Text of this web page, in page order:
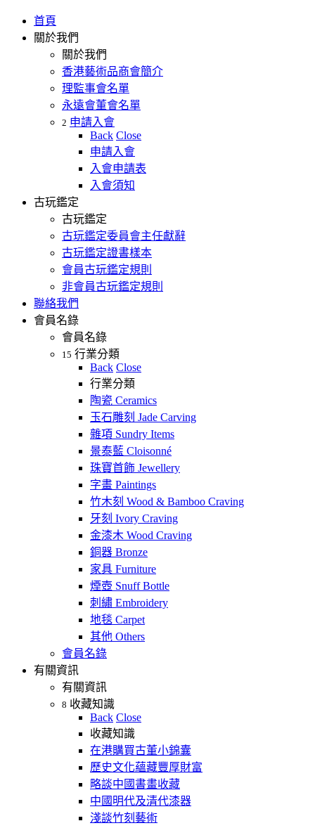
首頁
關於我們
關於我們
香港藝術品商會簡介
理監事會名單
永遠會董會名單
2 申請入會
Back Close
申請入會
入會申請表
入會須知
古玩鑑定
古玩鑑定
古玩鑑定委員會主任獻辭
古玩鑑定證書樣本
會員古玩鑑定規則
非會員古玩鑑定規則
聯絡我們
會員名錄
會員名錄
15 行業分類
Back Close
行業分類
陶瓷 Ceramics
玉石雕刻 Jade Carving
雜項 Sundry Items
景泰藍 Cloisonné
珠寶首飾 Jewellery
字畫 Paintings
竹木刻 Wood & Bamboo Craving
牙刻 Ivory Craving
金漆木 Wood Craving
銅器 Bronze
家具 Furniture
煙壺 Snuff Bottle
刺繡 Embroidery
地毯 Carpet
其他 Others
會員名錄
有關資訊
有關資訊
8 收藏知識
Back Close
收藏知識
在港購買古董小錦囊
歷史文化蘊藏豐厚財富
略談中國書畫收藏
中國明代及清代漆器
淺談竹刻藝術